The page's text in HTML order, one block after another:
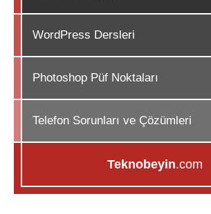
WordPress Dersleri
Photoshop Püf Noktaları
Telefon Sorunları ve Çözümleri
Teknobeyin.com